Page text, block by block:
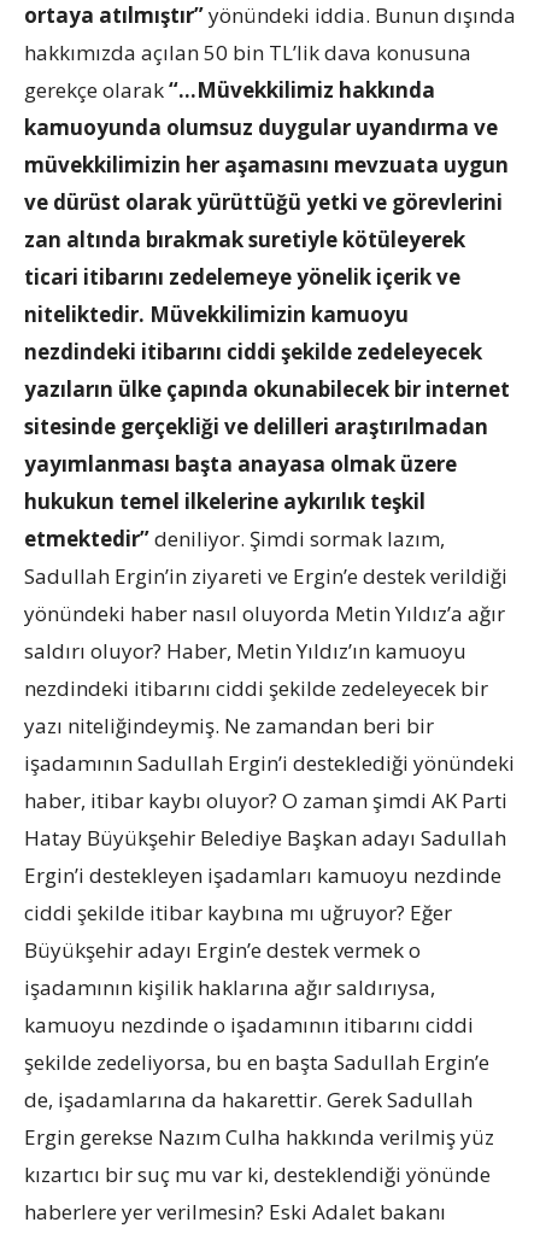
ortaya atılmıştır”yönündeki iddia. Bunun dışında
hakkımızda açılan 50 bin TL’lik dava konusuna
gerekçe olarak“…Müvekkilimiz hakkında
kamuoyunda olumsuz duygular uyandırma ve
müvekkilimizin her aşamasını mevzuata uygun
ve dürüst olarak yürüttüğü yetki ve görevlerini
zan altında bırakmak suretiyle kötüleyerek
ticari itibarını zedelemeye yönelik içerik ve
niteliktedir. Müvekkilimizin kamuoyu
nezdindeki itibarını ciddi şekilde zedeleyecek
yazıların ülke çapında okunabilecek bir internet
sitesinde gerçekliği ve delilleri araştırılmadan
yayımlanması başta anayasa olmak üzere
hukukun temel ilkelerine aykırılık teşkil
etmektedir”deniliyor. Şimdi sormak lazım,
Sadullah Ergin’in ziyareti ve Ergin’e destek verildiği
yönündeki haber nasıl oluyorda Metin Yıldız’a ağır
saldırı oluyor? Haber, Metin Yıldız’ın kamuoyu
nezdindeki itibarını ciddi şekilde zedeleyecek bir
yazı niteliğindeymiş. Ne zamandan beri bir
işadamının Sadullah Ergin’i desteklediği yönündeki
haber, itibar kaybı oluyor? O zaman şimdi AK Parti
Hatay Büyükşehir Belediye Başkan adayı Sadullah
Ergin’i destekleyen işadamları kamuoyu nezdinde
ciddi şekilde itibar kaybına mı uğruyor? Eğer
Büyükşehir adayı Ergin’e destek vermek o
işadamının kişilik haklarına ağır saldırıysa,
kamuoyu nezdinde o işadamının itibarını ciddi
şekilde zedeliyorsa, bu en başta Sadullah Ergin’e
de, işadamlarına da hakarettir. Gerek Sadullah
Ergin gerekse Nazım Culha hakkında verilmiş yüz
kızartıcı bir suç mu var ki, desteklendiği yönünde
haberlere yer verilmesin? Eski Adalet bakanı